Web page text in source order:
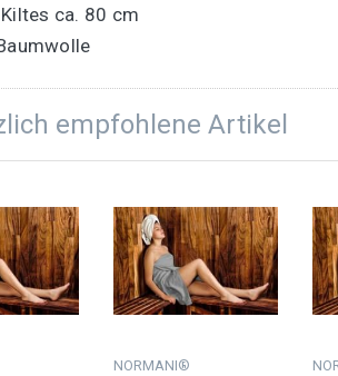
ca. 80 cm
empfohlene Artikel
NORMANI®